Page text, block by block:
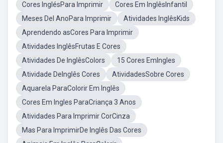
Cores InglésPara Imprimir
Cores Em InglêsInfantil
Meses Del AnoPara Imprimir
Atividades InglêsKids
Aprendendo asCores Para Imprimir
Atividades InglêsFrutas E Cores
Atividades De InglêsColors
15 Cores EmIngles
Atividade DeInglês Cores
AtividadesSobre Cores
Aquarela ParaColorir Em Inglês
Cores Em Ingles ParaCriança 3 Anos
Atividades Para Imprimir CorCinza
Mas Para ImprimirDe Inglês Das Cores